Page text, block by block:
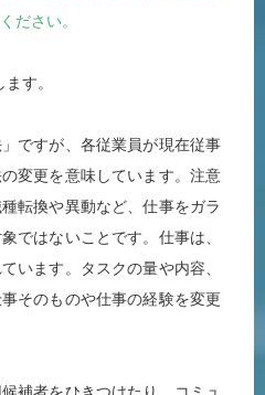
ださい。
す。
ですが、各従業員が現在従事
変更を意味しています。注意
転換や異動など、仕事をガラ
ではないことです。仕事は、
います。タスクの量や内容、
そのものや仕事の経験を変更